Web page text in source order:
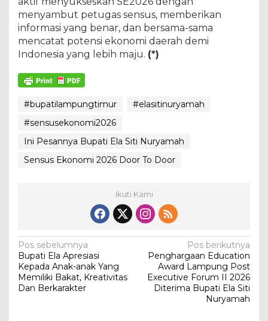
menyambut petugas sensus, memberikan
informasi yang benar, dan bersama-sama
mencatat potensi ekonomi daerah demi
Indonesia yang lebih maju. (*)
#bupatilampungtimur
#elasitinuryamah
#sensusekonomi2026
Ini Pesannya Bupati Ela Siti Nuryamah
Sensus Ekonomi 2026 Door To Door
Ikuti Kami
N
a
v
Pos sebelumnya
Bupati Ela Apresiasi
Kepada Anak-anak Yang
Memiliki Bakat, Kreativitas
Dan Berkarakter
Pos berikutnya
Penghargaan Education
Award Lampung Post
Executive Forum II 2026
Diterima Bupati Ela Siti
Nuryamah